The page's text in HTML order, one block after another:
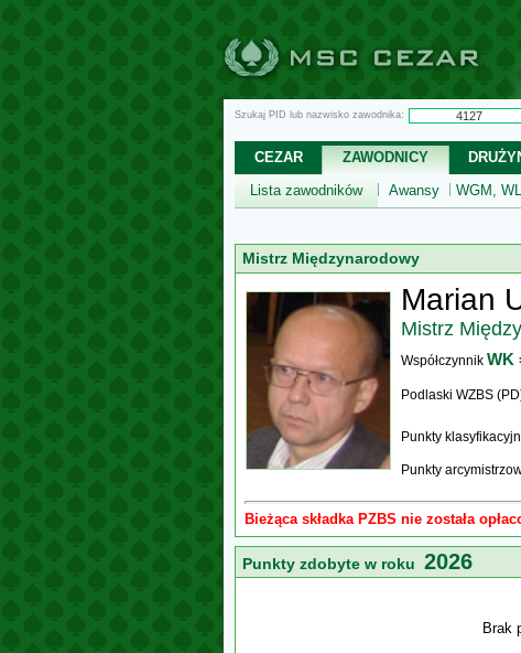
Szukaj PID lub nazwisko zawodnika:
CEZAR ZAWODNICY
Lista zawodników
Awansy WGM,
Mistrz Międzynarodowy
Marian
Mistrz
Współczynnik WK
Podlaski WZBS
Punkty
Punkty
Bieżąca składka PZBS nie została
Punkty zdobyte w roku 2026
Brak